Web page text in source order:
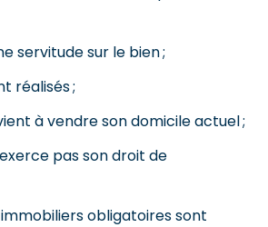
servitude sur le bien ;
réalisés ;
à vendre son domicile actuel ;
pas son droit de
obligatoires sont